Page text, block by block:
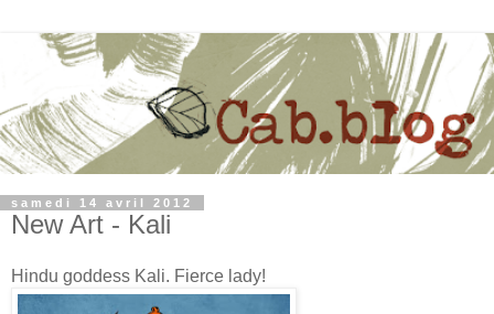
samedi 14 avril 2012
New Art - Kali
Hindu goddess Kali. Fierce lady!